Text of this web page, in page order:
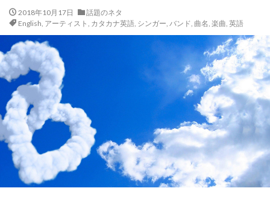
2018年10月17日
話題のネタ
English, アーティスト , カタカナ英語, シンガー, バンド, 曲名, 楽曲, 英語